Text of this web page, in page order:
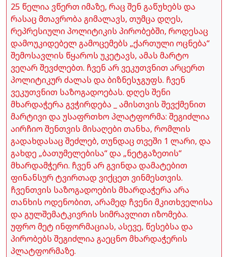
25 წელია ვწერთ იმაზე, რაც შენ გაწუხებს და
რასაც მთავრობა გიმალავს, თუმცა დღეს,
რეპრესიული პოლიტიკის პირობებში, როდესაც
დამოუკიდებელ გამოცემებს „ქართული ოცნება“
შემოსავლის წყაროს უკეტავს, ამას მარტო
ვეღარ შევძლებთ. ჩვენ არ ვეკუთვნით არცერთ
პოლიტიკურ ძალას და ბიზნესჯგუფს. ჩვენ
ვეკუთვნით საზოგადოებას. დღეს შენი
მხარდაჭერა გვჭირდება _ ამისთვის შევქმენით
მარტივი და უსაფრთხო პლატფორმა: შეგიძლია
აირჩიო შენთვის მისაღები თანხა, რომლის
გადახდასაც შეძლებ, თუნდაც თვეში 1 ლარი, და
გახდე „ბათუმელებისა“ და „ნეტგაზეთის“
მხარდამჭერი. ჩვენ არ გვინდა დამატებით
ფინანსურ ტვირთად ვიქცეთ ვინმესთვის.
ჩვენთვის საზოგადოების მხარდაჭერა არა
თანხის ოდენობით, არამედ ჩვენი მკითხველისა
და გულშემატკივრის სიმრავლით იზომება.
უფრო მეტ ინფორმაციას, ასევე, წესებსა და
პირობებს შეგიძლია გაეცნო მხარდაჭერის
პლატფორმაზე.